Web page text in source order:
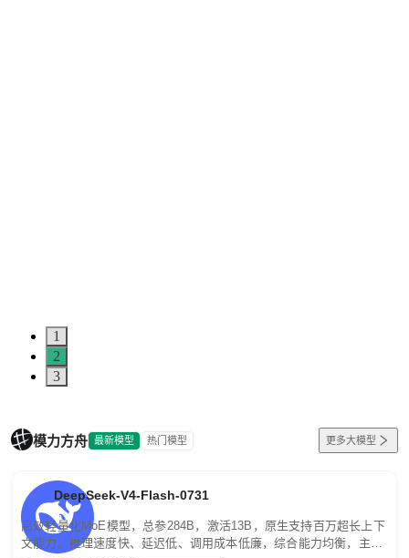
1
2
3
模力方舟 最新模型 热门模型 更多大模型
DeepSeek-V4-Flash-0731
高效轻量化MoE模型，总参284B，激活13B，原生支持百万超长上下
文能力。推理速度快、延迟低、调用成本低廉，综合能力均衡，主打